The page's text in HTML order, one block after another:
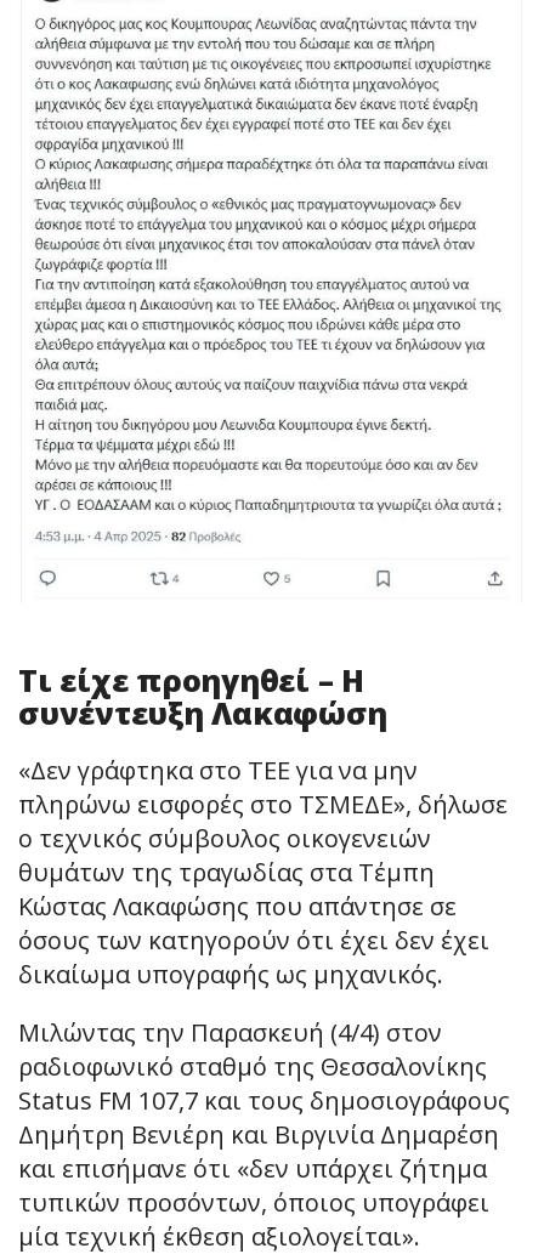
Τι είχε προηγηθεί – Η
συνέντευξη Λακαφώση
«Δεν γράφτηκα στο ΤΕΕ για να μην
πληρώνω εισφορές στο ΤΣΜΕΔΕ», δήλωσε
ο τεχνικός σύμβουλος οικογενειών
θυμάτων της τραγωδίας στα Τέμπη
Κώστας Λακαφώσης που απάντησε σε
όσους των κατηγορούν ότι έχει δεν έχει
δικαίωμα υπογραφής ως μηχανικός.
Μιλώντας την Παρασκευή (4/4) στον
ραδιοφωνικό σταθμό της Θεσσαλονίκης
Status FM 107,7 και τους δημοσιογράφους
Δημήτρη Βενιέρη και Βιργινία Δημαρέση
και επισήμανε ότι «δεν υπάρχει ζήτημα
τυπικών προσόντων, όποιος υπογράφει
μία τεχνική έκθεση αξιολογείται».